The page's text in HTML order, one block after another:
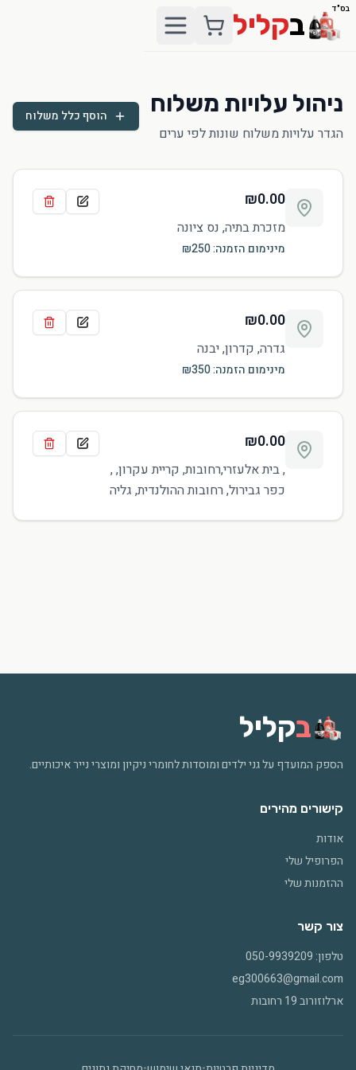
בס"ד בקליל
ניהול עלויות משלוח
הגדר עלויות משלוח שונות לפי ערים
הוסף כלל משלוח
₪0.00
מזכרת בתיה, נס ציונה
מינימום הזמנה: ₪250
₪0.00
גדרה, קדרון, יבנה
מינימום הזמנה: ₪350
₪0.00
, בית אלעזרי,רחובות, קריית עקרון, ,
כפר גבירול, רחובות ההולנדית, גליה
בקליל
הספק המועדף על גני ילדים ומוסדות לחומרי ניקיון ומוצרי נייר איכותיים.
קישורים מהירים
אודות
הפרופיל שלי
ההזמנות שלי
צור קשר
טלפון: 050-9939209
eg300663@gmail.com
ארלוזורוב 19 רחובות